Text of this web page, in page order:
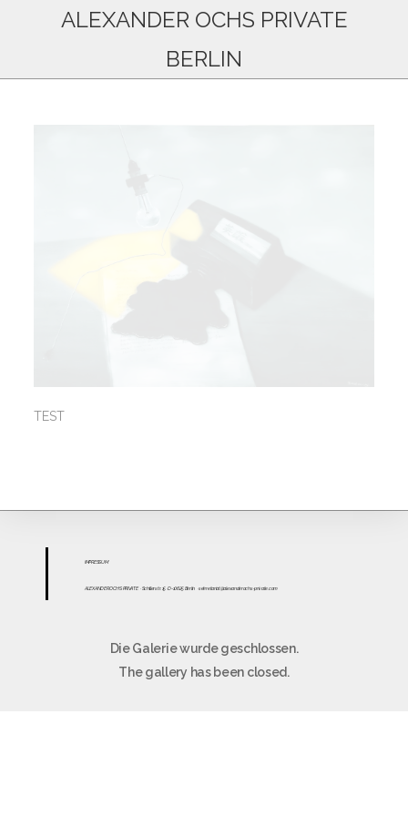
ALEXANDER OCHS PRIVATE
BERLIN
TEST
IMPRESSUM
ALEXANDER OCHS PRIVATE · Schillerstr. 15 · D-10625 Berlin ·sekretariat@alexanderochs-private.com
Die Galerie wurde geschlossen.
The gallery has been closed.